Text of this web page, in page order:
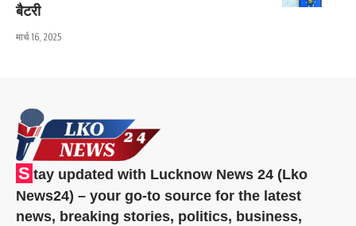
बैटरी
मार्च 16, 2025
S tay updated with Lucknow News 24 (Lko
News24) – your go-to source for the latest
news, breaking stories, politics, business,